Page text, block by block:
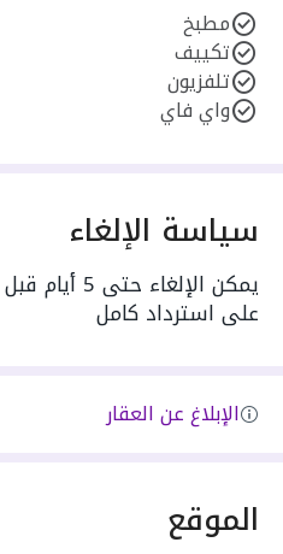
مطبخ
تكييف
تلفزيون
واي فاي
سياسة الإلغاء
يمكن
على استرداد كامل
الإبلاغ عن العقار
الموقع